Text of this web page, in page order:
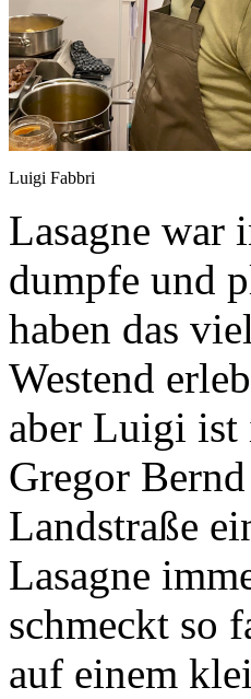
Luigi Fabbri
Lasagne war
dumpfe und
haben das
Westend
aber Luigi ist
Gregor
Landstraße
Lasagne
schmeckt so
auf einem